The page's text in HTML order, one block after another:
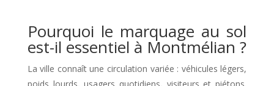
Pourquoi le marquage au sol
est-il essentiel à Montmélian ?
La ville connaît une circulation variée : véhicules légers,